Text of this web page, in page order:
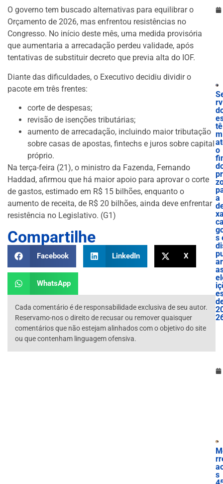
O governo tem buscado alternativas para equilibrar o
Orçamento de 2026, mas enfrentou resistências no
Congresso. No início deste mês, uma medida provisória
que aumentaria a arrecadação perdeu validade, após
tentativas de substituir decreto que previa alta do IOF.
Diante das dificuldades, o Executivo decidiu dividir o
pacote em três frentes:
corte de despesas;
revisão de isenções tributárias;
aumento de arrecadação, incluindo maior tributação
sobre casas de apostas, fintechs e juros sobre capital
próprio.
Na terça-feira (21), o ministro da Fazenda, Fernando
Haddad, afirmou que há maior apoio para aprovar o corte
de gastos, estimado em R$ 15 bilhões, enquanto o
aumento de receita, de R$ 20 bilhões, ainda deve enfrentar
resistência no Legislativo. (G1)
Compartilhe
Facebook LinkedIn X
WhatsApp
Cada comentário é de responsabilidade exclusiva de seu autor.
Reservamo-nos o direito de recusar ou remover quaisquer
comentários que não estejam alinhados com o objetivo do site
ou que contenham linguagem ofensiva.
tê
m
o
a
s
ar
s